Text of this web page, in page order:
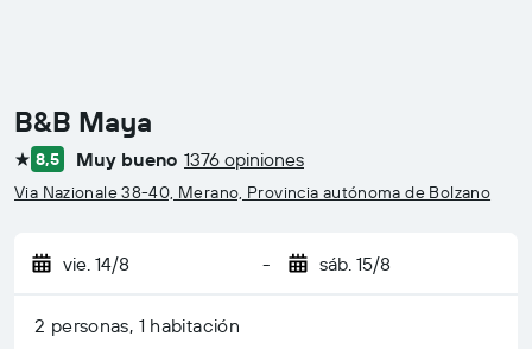
B&B Maya
1 estrella
8,5 Muy bueno 1376 opiniones
Via Nazionale 38-40, Merano, Provincia autónoma de Bolzano
vie. 14/8 - sáb. 15/8
2 personas, 1 habitación